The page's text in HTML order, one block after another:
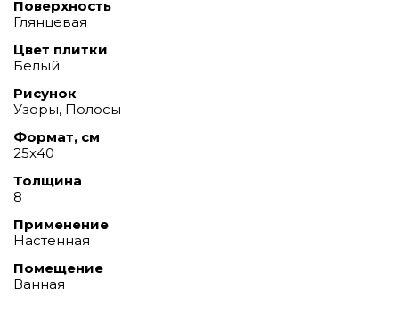
Поверхность
Глянцевая
Цвет плитки
Белый
Рисунок
Узоры, Полосы
Формат, см
25x40
Толщина
8
Применение
Настенная
Помещение
Ванная